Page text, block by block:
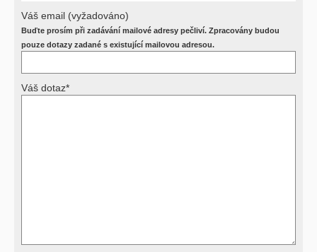
postižení pacienta a dalších zdravotních okolnostech.
Požádejte svého ošetřujícího lékaře o návrh, který pak posoudí
příslušný revizní lékař. My vám spolehlivou odpověď dát
Výsledky vyšetření
Váš email (vyžadováno)
Buďte prosím při zadávání mailové adresy pečliví. Zpracovány budou
pouze dotazy zadané s existující mailovou adresou.
Váš dotaz*